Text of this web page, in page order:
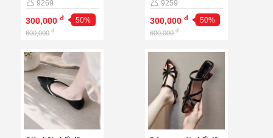
600,000 đ 600,000 đ
Giày bệt phối dây
ngọc điệu đà [DA-3]-
9396
Dép cao gót phối dây
cá tính [DA-5]-D69